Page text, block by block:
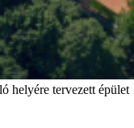
helyére tervezett épület